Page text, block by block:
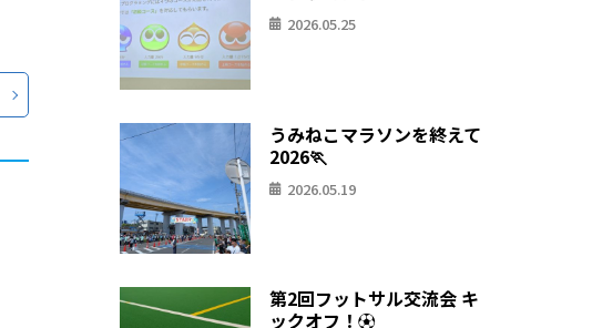
2026.05.25
うみねこマラソンを終えて
2026🏃
2026.05.19
第2回フットサル交流会 キ
ックオフ！⚽